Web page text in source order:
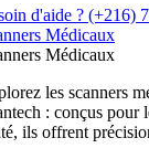
d'aide ? (+216)
Médicaux
Médicaux
les scanners
: conçus pour
ils offrent